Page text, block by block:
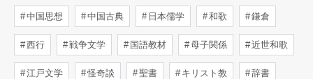
中国思想 中国古典 日本儒学 和歌 鎌倉
西行 戦争文学 国語教材 母子関係 近世和歌
江戸文学 怪奇談 聖書 キリスト教 辞書